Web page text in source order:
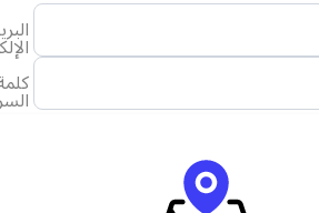
الإلكتروني
السر
بي
الدخول
أنشئ حساب جديد